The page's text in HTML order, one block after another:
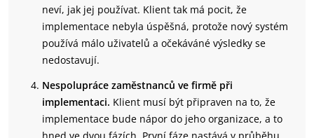
neví, jak jej používat. Klient tak má pocit, že
implementace nebyla úspěšná, protože nový systém
používá málo uživatelů a očekáváné výsledky se
nedostavují.
Nespolupráce zaměstnanců ve firmě při
implementaci. Klient musí být připraven na to, že
implementace bude nápor do jeho organizace, a to